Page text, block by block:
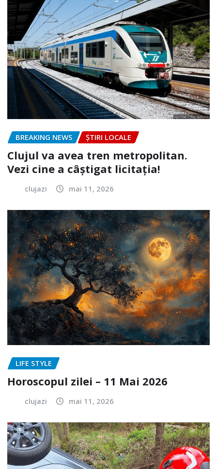
BREAKING NEWS ȘTIRI LOCALE
Clujul va avea tren metropolitan.
Vezi cine a câștigat licitația!
clujazi mai 11, 2026
LIFE STYLE
Horoscopul zilei – 11 Mai 2026
clujazi mai 11, 2026